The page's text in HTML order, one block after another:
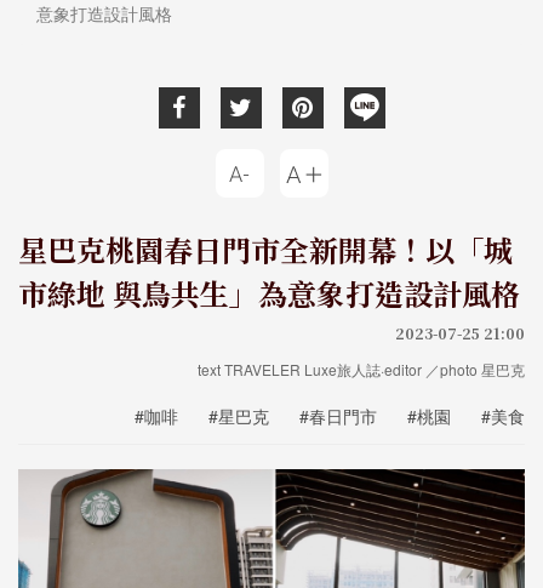
意象打造設計風格
星巴克桃園春日門市全新開幕！以「城
市綠地 與鳥共生」為意象打造設計風格
2023-07-25 21:00
text TRAVELER Luxe旅人誌·editor ／photo 星巴克
#咖啡 #星巴克 #春日門市 #桃園 #美食